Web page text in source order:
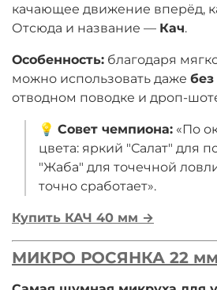
качающее движение вперёд,
Отсюда и название — Кач.
Особенность: благодаря
можно использовать даже без
отводном поводке и дроп-
💡 Совет чемпиона: «По
цвета: яркий "Салат" для
"Жаба" для точечной
точно сработает».
Купить КАЧ 40 мм →
МИКРО РОСЯНКА 22 мм